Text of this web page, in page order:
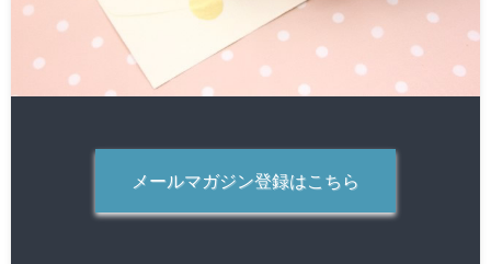
メールマガジン登録はこちら